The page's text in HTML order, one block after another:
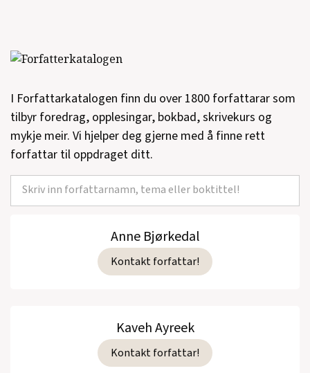
I Forfattarkatalogen finn du over 1800 forfattarar som
tilbyr foredrag, opplesingar, bokbad, skrivekurs og
mykje meir. Vi hjelper deg gjerne med å finne rett
forfattar til oppdraget ditt.
Anne Bjørkedal
Kontakt forfattar!
Kaveh Ayreek
Kontakt forfattar!